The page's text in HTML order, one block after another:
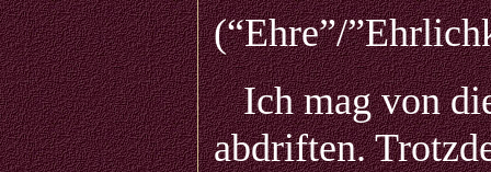
(“Ehre”/
Ich mag von
abdriften.